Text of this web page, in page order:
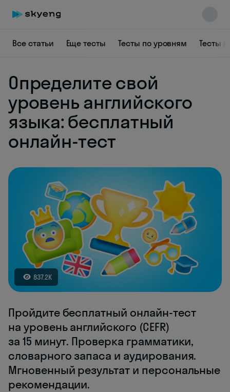
Все статьи Еще тесты Тесты по уровням Тесты
Определите свой
уровень английского
языка: бесплатный
онлайн-тест
837.2K
Пройдите бесплатный онлайн-тест
на уровень английского (CEFR)
за 15 минут. Проверка грамматики,
словарного запаса и аудирования.
Мгновенный результат и персональные
рекомендации.